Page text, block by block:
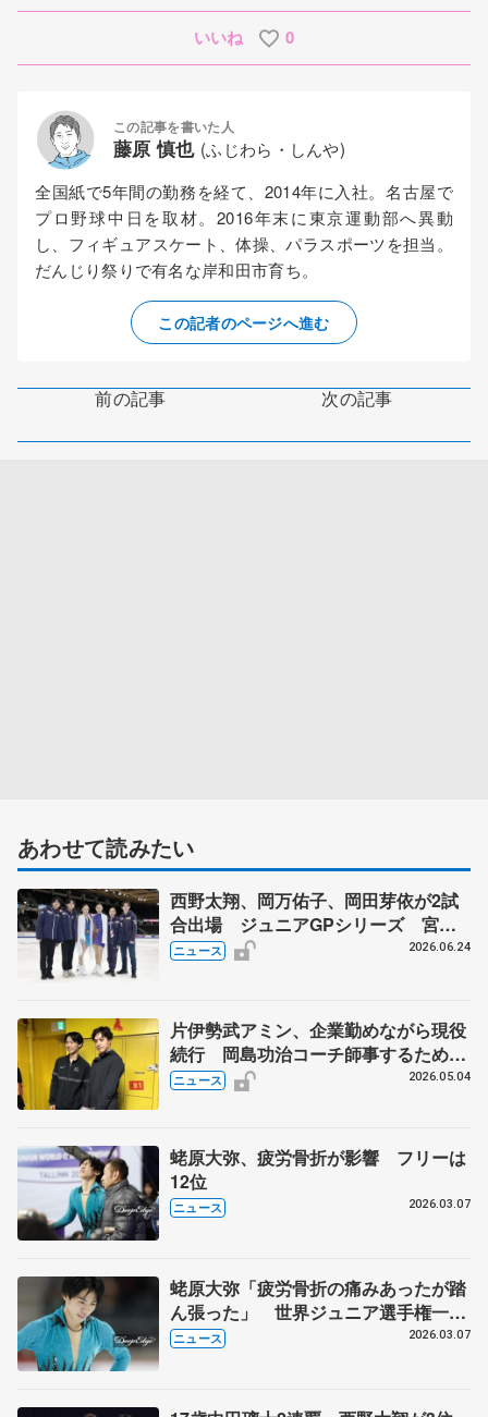
いいね 0
この記事を書いた人
藤原 慎也 (ふじわら・しんや)
全国紙で5年間の勤務を経て、2014年に入社。名古屋で
プロ野球中日を取材。2016年末に東京運動部へ異動
し、フィギュアスケート、体操、パラスポーツを担当。
だんじり祭りで有名な岸和田市育ち。
この記者のページへ進む
前の記事 次の記事
あわせて読みたい
西野太翔、岡万佑子、岡田芽依が2試
合出場 ジュニアGPシリーズ 宮崎
花凜らデビューへ
ニュース 2026.06.24
片伊勢武アミン、企業勤めながら現役
続行 岡島功治コーチ師事するため上
京 新拠点でエキシビション 住吉り
ニュース 2026.05.04
蛯原大弥、疲労骨折が影響 フリーは
12位
ニュース 2026.03.07
蛯原大弥「疲労骨折の痛みあったが踏
ん張った」 世界ジュニア選手権一夜
明け取材
ニュース 2026.03.07